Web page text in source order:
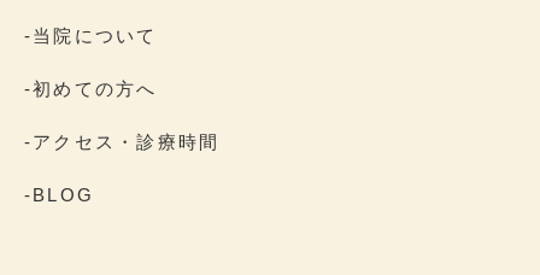
-当院について
-初めての方へ
-アクセス・診療時間
-BLOG